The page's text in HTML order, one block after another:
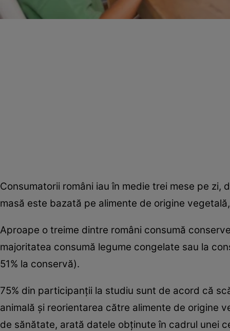
Consumatorii români iau în medie trei mese pe
masă este bazată pe alimente de origine
Aproape o treime dintre români consumă
majoritatea consumă legume congelate sau la
51% la conservă).
75% din participanţii la studiu sunt de acord că
animală şi reorientarea către alimente de origine
de sănătate, arată datele obţinute în cadrul unei